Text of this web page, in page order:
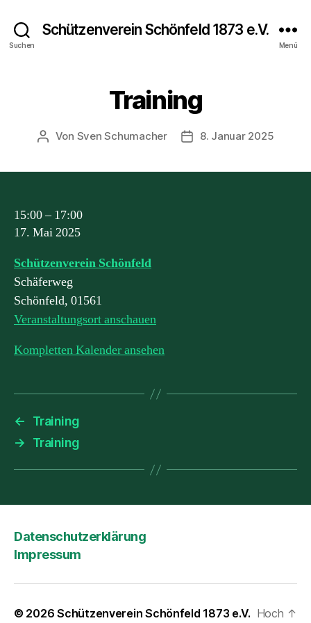
Suchen
Schützenverein Schönfeld 1873 e.V.
Menü
Training
Beitragsautor
Von Sven Schumacher Beitragsdatum
8. Januar 2025
Training
15:00–17:00
17. Mai 2025
Schützenverein Schönfeld
Schäferweg
Schönfeld, 01561
Veranstaltungsort anschauen
Kompletten Kalender ansehen
←
Training
→
Training
Datenschutzerklärung
Impressum
© 2026Schützenverein Schönfeld 1873 e.V. Hoch ↑